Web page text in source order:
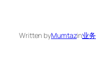
Written byMumtazin业务